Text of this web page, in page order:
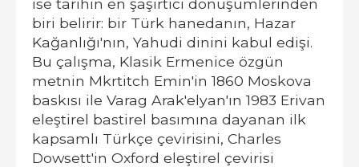
biri belirir: bir Türk hanedanın, Hazar
Kağanlığı'nın, Yahudi dinini kabul edişi.
Bu çalışma, Klasik Ermenice özgün
metnin Mkrtitch Emin'in 1860 Moskova
baskısı ile Varag Arak'elyan'ın 1983 Erivan
eleştirel bastirel basımına dayanan ilk
kapsamlı Türkçe çevirisini, Charles
Dowsett'in Oxford eleştirel çevirisi